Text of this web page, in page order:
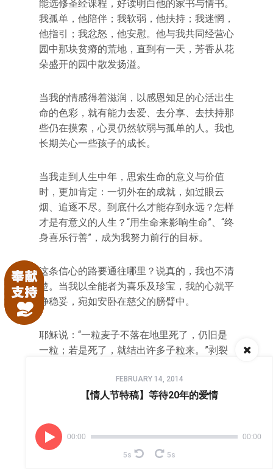
能选修圣经课程，好读明白他的家书与情书。
我孤单，他陪伴；我软弱，他扶持；我迷惘，
他指引；我忿怒，他安慰。他与我共同经营心
园中那块贫瘠的荒地，直到有一天，芳香从花
朵盛开的园中散发扬溢。
当我的情感得着滋润，以感恩知足的心活出生
命的色彩，就有能力去爱、去分享、去扶持那
些仍在摸索，心灵仍然软弱与孤单的人。我也
长期关心一些孩子的成长。
当我走到人生中年，思索生命的意义与价值
时，更加肯定：一切外在的成就，如过眼云
烟、追逐不尽。到底什么才能存到永远？怎样
才是有意义的人生？“用生命来影响生命”、“终
身喜乐行善”，成为我努力前行的目标。
这条信心的路要通往哪里？说真的，我也不清
楚。当我以全能者为喜乐及珍宝，我的心就平
静稳妥，宛如安卧在慈父的膀臂中。
耶穌说：“一粒麦子不落在地里死了，仍旧是
一粒；若是死了，就结出许多子粒来。”剥裂
着那加给我力量的，必能度过深深的长夜，在
歌声中等到，美好的黎明。
等待20年的爱情（下）
FEBRUARY 14, 2014
【情人节特稿】等待20年的爱情
00:00 00:00
5s 5s